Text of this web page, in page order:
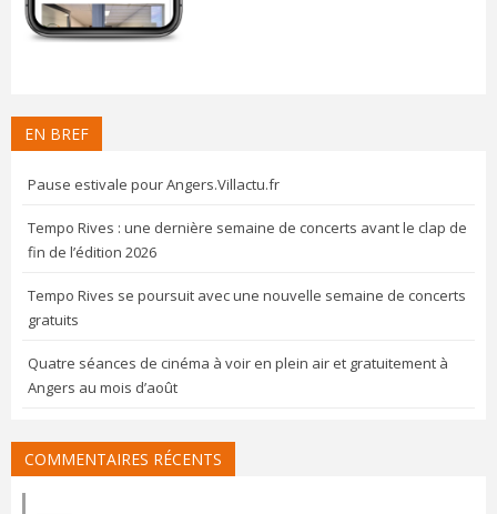
EN BREF
Pause estivale pour Angers.Villactu.fr
Tempo Rives : une dernière semaine de concerts avant le clap de
fin de l’édition 2026
Tempo Rives se poursuit avec une nouvelle semaine de concerts
gratuits
Quatre séances de cinéma à voir en plein air et gratuitement à
Angers au mois d’août
COMMENTAIRES RÉCENTS